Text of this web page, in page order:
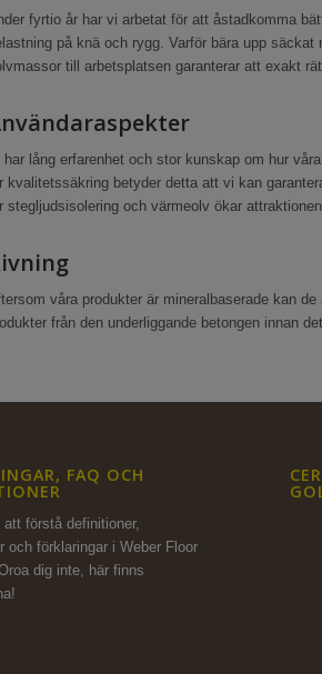
fyrtio år har vi arbetat för att åstadkomma
på knä och rygg. Varför bära upp
till arbetsplatsen garanterar att exakt
har lång erfarenhet och stor kunskap om hur
kvalitetssäkring betyder detta att vi kan
stegljudsisolering och värmeolv ökar
våra produkter är mineralbaserade kan
från den underliggande betongen innan
FAQ OCH
att förstå definitioner,
och förklaringar i Weber Floor
dig inte, här finns